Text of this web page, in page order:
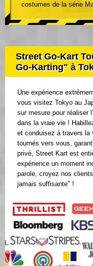
costumes de la série
Street Go-Kart
Go-Karting" à
Une expérience
vous visitez Tokyo au
sur mesure pour réaliser
dans la vraie vie !
et conduisez à travers la
tournés vers vous,
privé, Street Kart est
expérience un moment
parole, croyez nos
jamais suffisante" !